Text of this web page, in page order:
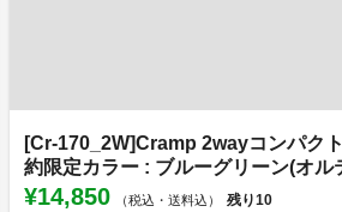
[Cr-170_2W]Cramp 2wayコンパク
約限定カラー : ブルーグリーン(オル
¥14,850 （税込・送料込） 残り10